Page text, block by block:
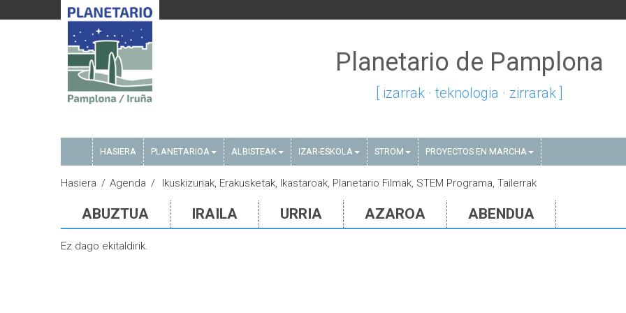
Planetario de Pamplona
[ izarrak · teknologia · zirrarak ]
HASIERA PLANETARIOA ALBISTEAK IZAR-ESKOLA STROM PROYECTOS EN MARCHA
Hasiera Agenda Ikuskizunak, Erakusketak, Ikastaroak, Planetario Filmak, STEM Programa, Tailerrak
ABUZTUA IRAILA URRIA AZAROA ABENDUA
Ez dago ekitaldirik.